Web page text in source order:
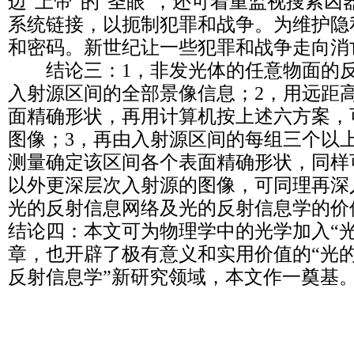
系统链接，以扼制犯罪和战争。为维护
和密码。新世纪让一些犯罪和战争走向消
结论三：1，非发光体的任意物面的
入射源区间的全部景像信息；2，用远距
面精确形状，再用计算机按上述六方案
图像；3，再由入射源区间的每组三个以
测量确定该区间各个表面精确形状，同
以外更深层次入射源的图像，可同理再
光的反射信息网络及光的反射信息学的
结论四：本文可为物理学中的光学加入“
章，也开辟了极有意义和实用价值的“光
反射信息学”新研究领域，本文作一奠基